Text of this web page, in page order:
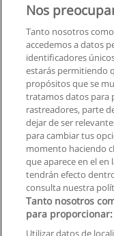
Nos
Tanto nosotros
accedemos a datos
identificadores
estarás permitiendo
propósitos que se
tratamos datos para
rastreadores, parte
dejar de ser
para cambiar tus
momento haciendo
que aparece en el
tendrán efecto
consulta nuestra
Tanto nosotros
para proporcionar:
Utilizar datos de